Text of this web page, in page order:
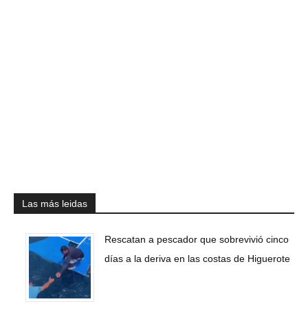
Las más leidas
Rescatan a pescador que sobrevivió cinco
días a la deriva en las costas de Higuerote